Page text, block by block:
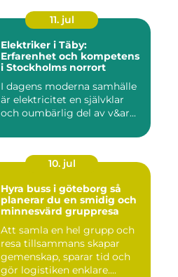
11. jul
Elektriker i Täby:
Erfarenhet och kompetens
i Stockholms norrort
I dagens moderna samhälle
är elektricitet en självklar
och oumbärlig del av v&ar...
10. jul
Hyra buss i göteborg så
planerar du en smidig och
minnesvärd gruppresa
Att samla en hel grupp och
resa tillsammans skapar
gemenskap, sparar tid och
gör logistiken enklare....